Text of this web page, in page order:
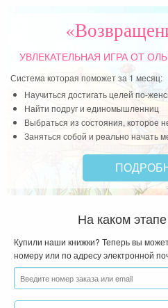
УВЛЕКАТЕЛЬНАЯ ИГРАОТ
Система которая поможет за 1 месяц:
Научиться достигать целей по-
Найти подруг и единомышленниц
Выбраться из состояния, которое
Заняться собой и реально начать
На каком
Купили наши книжки? Теперь вы
номеру или по адресу электронной